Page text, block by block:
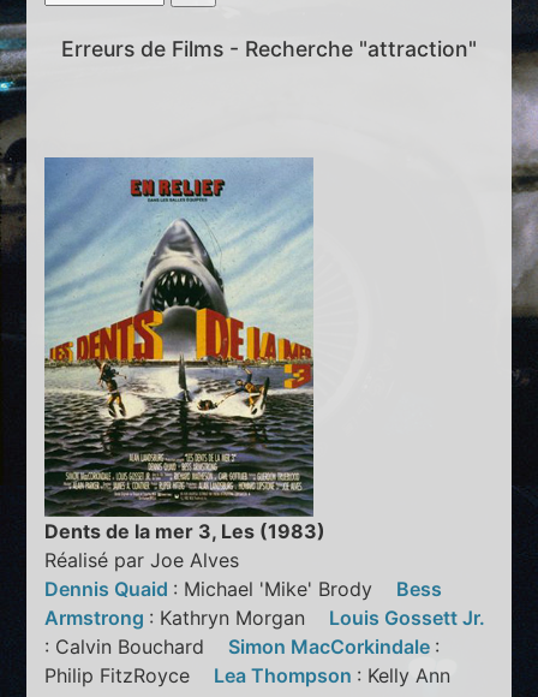
Erreurs de Films - Recherche "attraction"
Dents de la mer 3, Les (1983)
Réalisé par Joe Alves
Dennis Quaid : Michael 'Mike' Brody Bess
Armstrong : Kathryn Morgan Louis Gossett Jr.
: Calvin Bouchard Simon MacCorkindale :
Philip FitzRoyce Lea Thompson : Kelly Ann